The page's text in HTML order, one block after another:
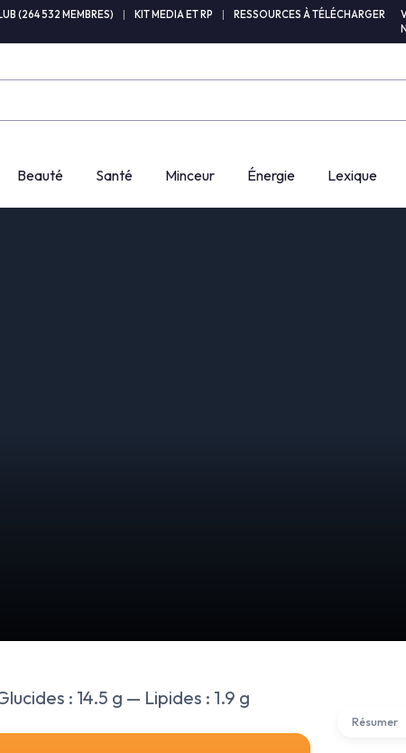
(264 532 MEMBRES) KIT MEDIA ET RP
RESSOURCES À TÉLÉCHARGER
Beauté Santé Minceur Énergie Lexique
: 14.5 g — Lipides : 1.9 g
Résumer